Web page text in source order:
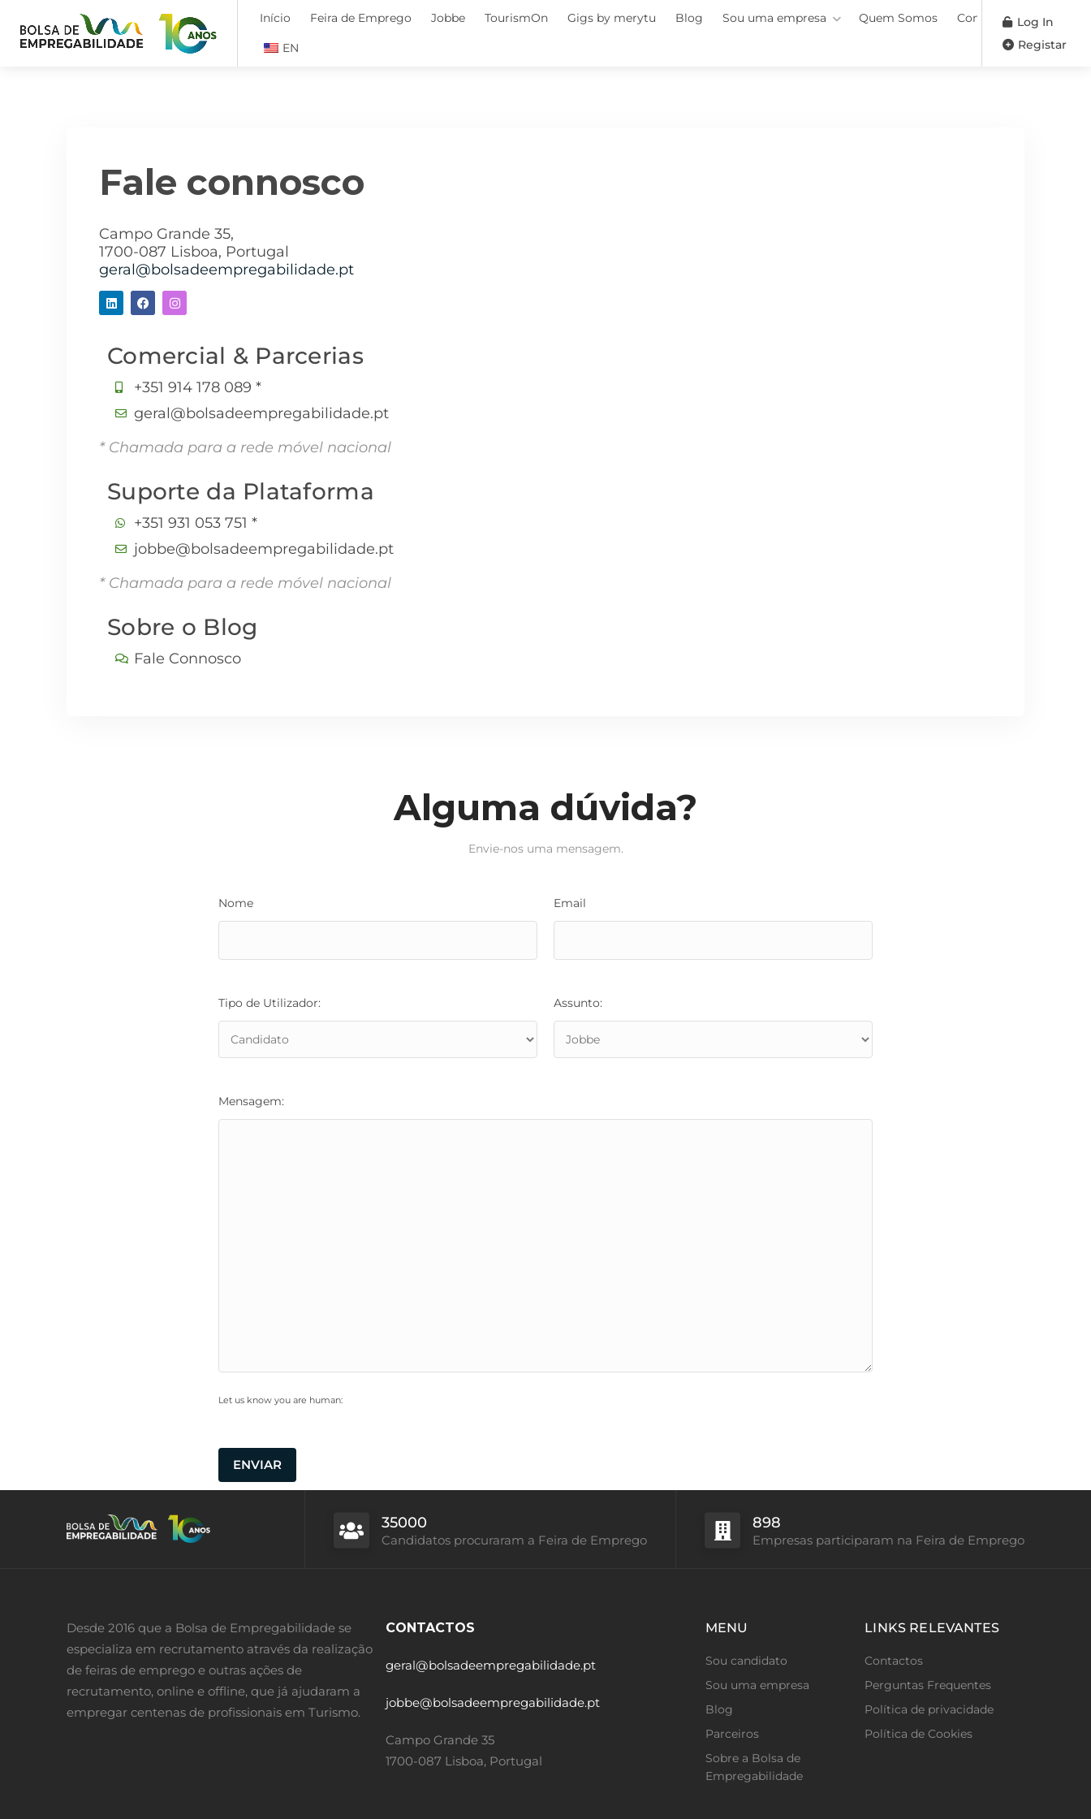
Início Feira de Emprego Jobbe TourismOn Gigs by merytu Blog Sou uma empresa Quem Somos Contactos
EN
Log In
Registar
Fale connosco
Campo Grande 35,
1700-087 Lisboa, Portugal
geral@bolsadeempregabilidade.pt
Comercial & Parcerias
+351 914 178 089 *
geral@bolsadeempregabilidade.pt
* Chamada para a rede móvel nacional
Suporte da Plataforma
+351 931 053 751 *
jobbe@bolsadeempregabilidade.pt
* Chamada para a rede móvel nacional
Sobre o Blog
Fale Connosco
Alguma dúvida?
Envie-nos uma mensagem.
Nome Email
Tipo de Utilizador: Assunto:
Mensagem:
Let us know you are human:
35000
Candidatos procuraram a Feira de Emprego
898
Empresas participaram na Feira de Emprego
Desde 2016 que a Bolsa de Empregabilidade se
especializa em recrutamento através da realização
de feiras de emprego e outras ações de
recrutamento, online e offline, que já ajudaram a
empregar centenas de profissionais em Turismo.
CONTACTOS
geral@bolsadeempregabilidade.pt
jobbe@bolsadeempregabilidade.pt
Campo Grande 35
1700-087 Lisboa, Portugal
MENU
Sou candidato
Sou uma empresa
Blog
Parceiros
Sobre a Bolsa de
Empregabilidade
LINKS RELEVANTES
Contactos
Perguntas Frequentes
Política de privacidade
Política de Cookies